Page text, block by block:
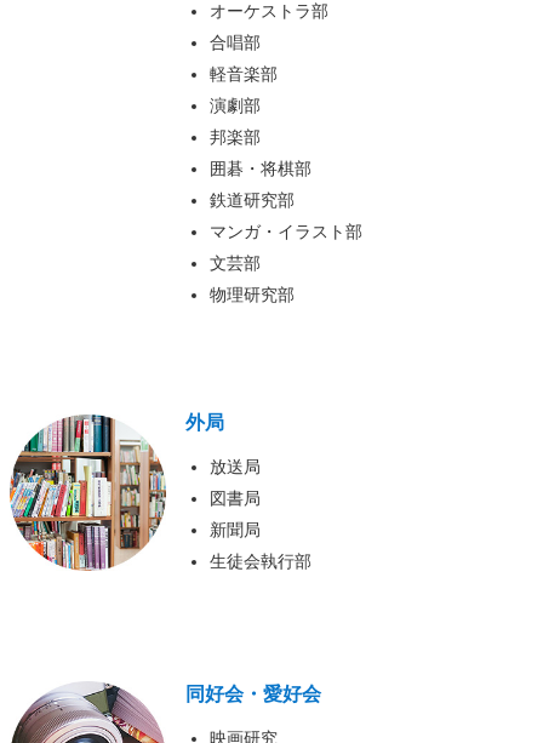
オーケストラ部
合唱部
軽音楽部
演劇部
邦楽部
囲碁・将棋部
鉄道研究部
マンガ・イラスト部
文芸部
物理研究部
外局
放送局
図書局
新聞局
生徒会執行部
同好会・愛好会
映画研究